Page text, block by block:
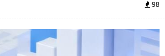
98